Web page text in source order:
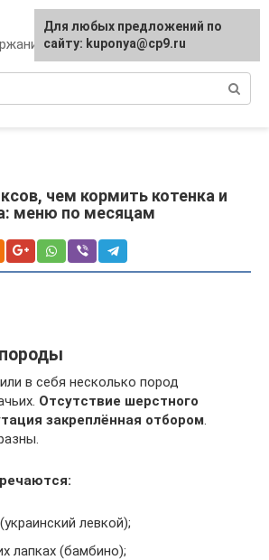
и уход
чем кормить котенка и
меню по месяцам
в себя несколько пород
Отсутствие шерстного
закреплённая отбором.
левкой);
лапках (бамбино);
Для любых предложений по
сайту: kuponya@cp9.ru